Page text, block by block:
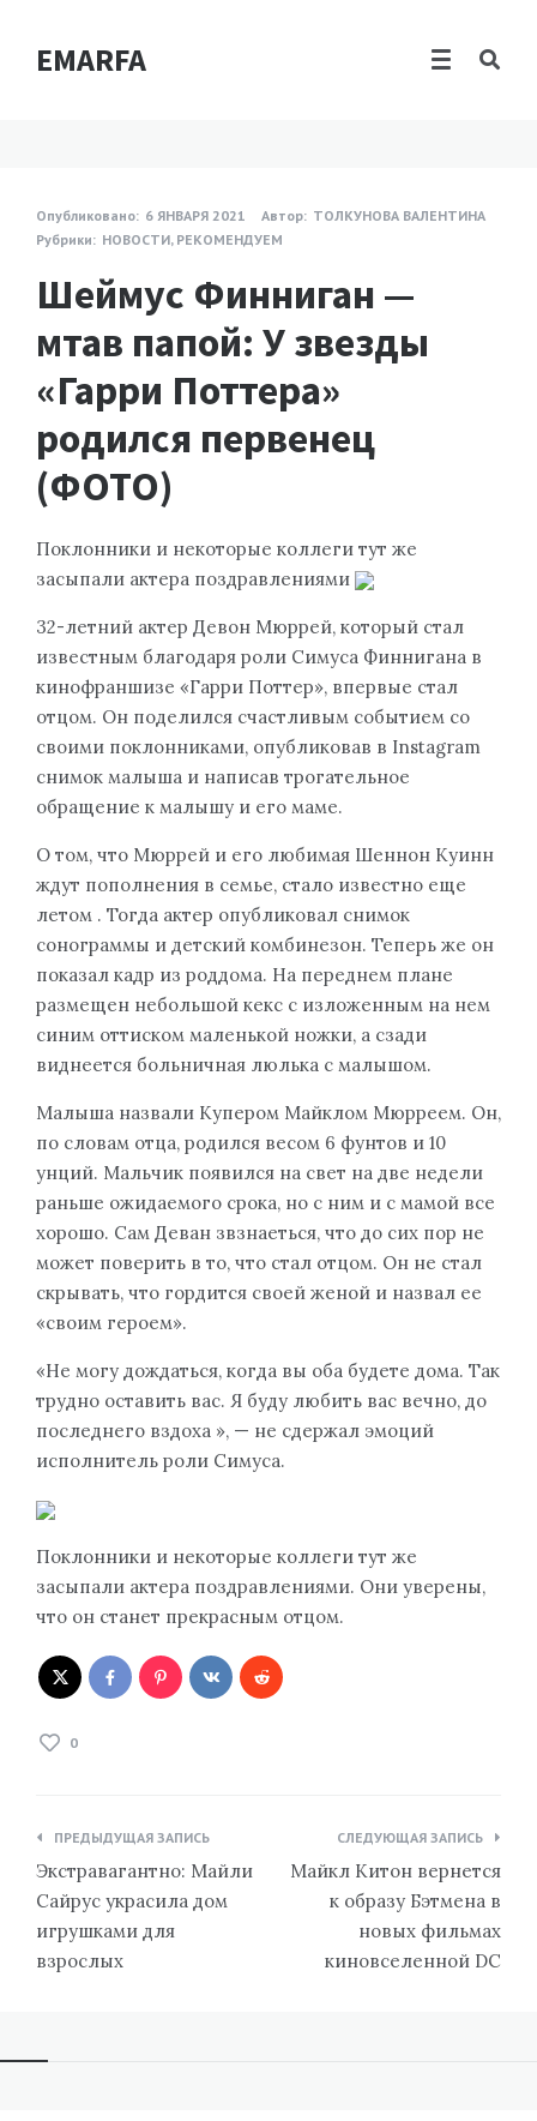
EMARFA
Опубликовано: 6 ЯНВАРЯ 2021 Автор: ТОЛКУНОВА ВАЛЕНТИНА
Рубрики: НОВОСТИ, РЕКОМЕНДУЕМ
Шеймус Финниган —
мтав папой: У звезды
«Гарри Поттера»
родился первенец
(ФОТО)
Поклонники и некоторые коллеги тут же
засыпали актера поздравлениями
32-летний актер Девон Мюррей, который стал
известным благодаря роли Симуса Финнигана в
кинофраншизе «Гарри Поттер», впервые стал
отцом. Он поделился счастливым событием со
своими поклонниками, опубликовав в Instagram
снимок малыша и написав трогательное
обращение к малышу и его маме.
О том, что Мюррей и его любимая Шеннон Куинн
ждут пополнения в семье, стало известно еще
летом . Тогда актер опубликовал снимок
сонограммы и детский комбинезон. Теперь же он
показал кадр из роддома. На переднем плане
размещен небольшой кекс с изложенным на нем
синим оттиском маленькой ножки, а сзади
виднеется больничная люлька с малышом.
Малыша назвали Купером Майклом Мюрреем. Он,
по словам отца, родился весом 6 фунтов и 10
унций. Мальчик появился на свет на две недели
раньше ожидаемого срока, но с ним и с мамой все
хорошо. Сам Деван звзнаеться, что до сих пор не
может поверить в то, что стал отцом. Он не стал
скрывать, что гордится своей женой и назвал ее
«своим героем».
«Не могу дождаться, когда вы оба будете дома. Так
трудно оставить вас. Я буду любить вас вечно, до
последнего вздоха », — не сдержал эмоций
исполнитель роли Симуса.
Поклонники и некоторые коллеги тут же
засыпали актера поздравлениями. Они уверены,
что он станет прекрасным отцом.
0
Навигация
по
записям
ПРЕДЫДУЩАЯ ЗАПИСЬ
Экстравагантно: Майли
Сайрус украсила дом
игрушками для
взрослых
СЛЕДУЮЩАЯ ЗАПИСЬ
Майкл Китон вернется
к образу Бэтмена в
новых фильмах
киновселенной DC